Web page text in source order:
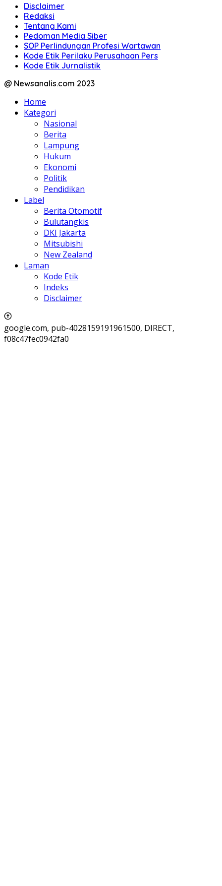
Disclaimer
Redaksi
Tentang Kami
Pedoman Media Siber
SOP Perlindungan Profesi Wartawan
Kode Etik Perilaku Perusahaan Pers
Kode Etik Jurnalistik
@ Newsanalis.com 2023
Home
Kategori
Nasional
Berita
Lampung
Hukum
Ekonomi
Politik
Pendidikan
Label
Berita Otomotif
Bulutangkis
DKI Jakarta
Mitsubishi
New Zealand
Laman
Kode Etik
Indeks
Disclaimer
google.com, pub-4028159191961500, DIRECT,
f08c47fec0942fa0